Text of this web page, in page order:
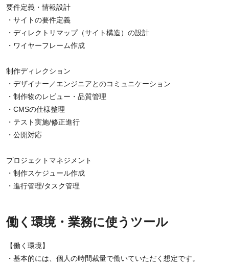
要件定義・情報設計
・サイトの要件定義
・ディレクトリマップ（サイト構造）の設計
・ワイヤーフレーム作成
制作ディレクション
・デザイナー／エンジニアとのコミュニケーション
・制作物のレビュー・品質管理
・CMSの仕様整理
・テスト実施/修正進行
・公開対応
プロジェクトマネジメント
・制作スケジュール作成
・進行管理/タスク管理
働く環境・業務に使うツール
【働く環境】
・基本的には、個人の時間裁量で働いていただく想定です。